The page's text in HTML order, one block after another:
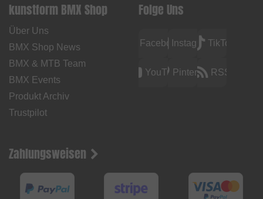
kunstform BMX Shop
Über Uns
BMX Shop News
BMX & MTB Team
BMX Events
Produkt Archiv
Trustpilot
Folge Uns
FacebookInstagramTikTok
YouTubePinterest RSS
Zahlungsweisen